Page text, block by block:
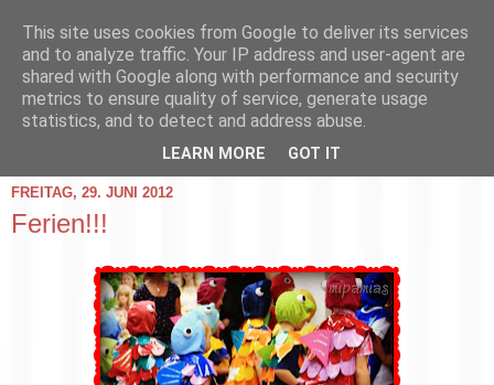
FREITAG, 29. JUNI 2012
Ferien!!!
This site uses cookies from Google to deliver its services
and to analyze traffic. Your IP address and user-agent are
shared with Google along with performance and security
metrics to ensure quality of service, generate usage
statistics, and to detect and address abuse.
LEARN MORE GOT IT